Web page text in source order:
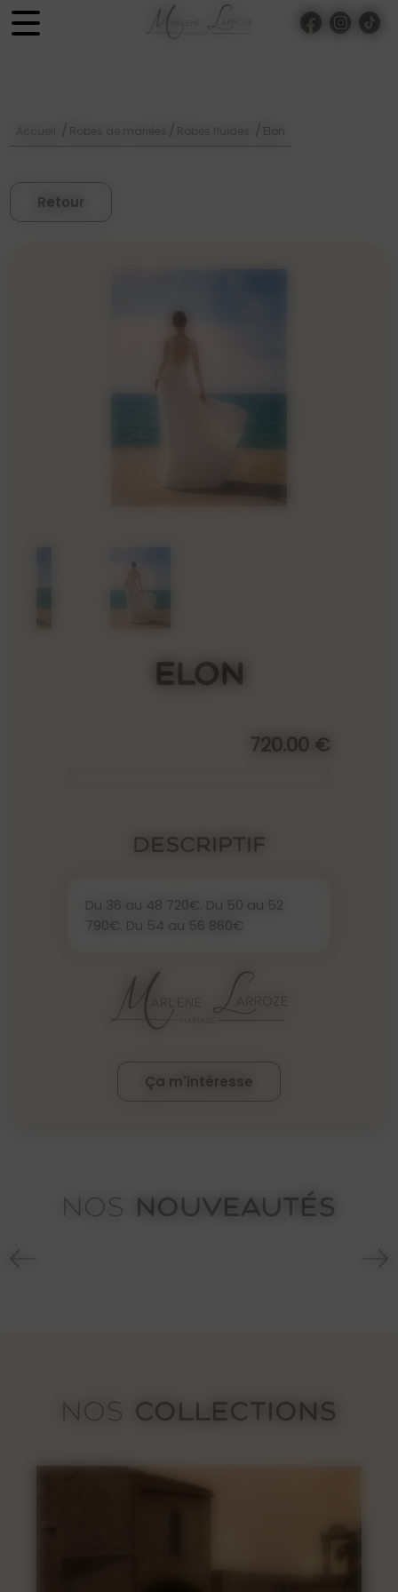
Panneau de gestion des cookies
/ / / Elon
Retour
Elon
720.00 €
Descriptif
Du 36 au 48 720€. Du 50 au 52
790€. Du 54 au 56 860€
Ça m'intéresse
NOS NOUVEAUTÉS
Ione
NOS COLLECTIONS